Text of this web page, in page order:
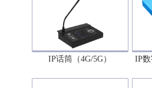
IP话筒（4G/5G） IP